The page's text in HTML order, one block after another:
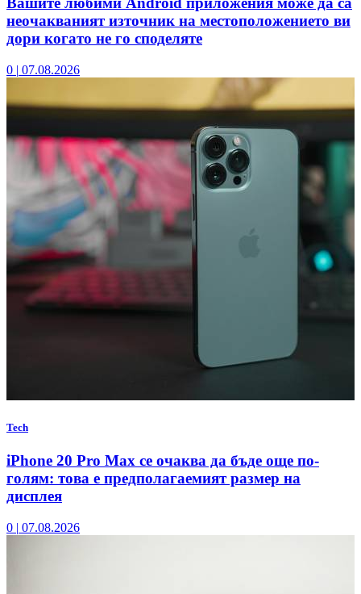
неочакваният източник на местоположението ви
дори когато не го споделяте
0 | 07.08.2026
Tech
iPhone 20 Pro Max се очаква да бъде още по-
голям: това е предполагаемият размер на
дисплея
0 | 07.08.2026